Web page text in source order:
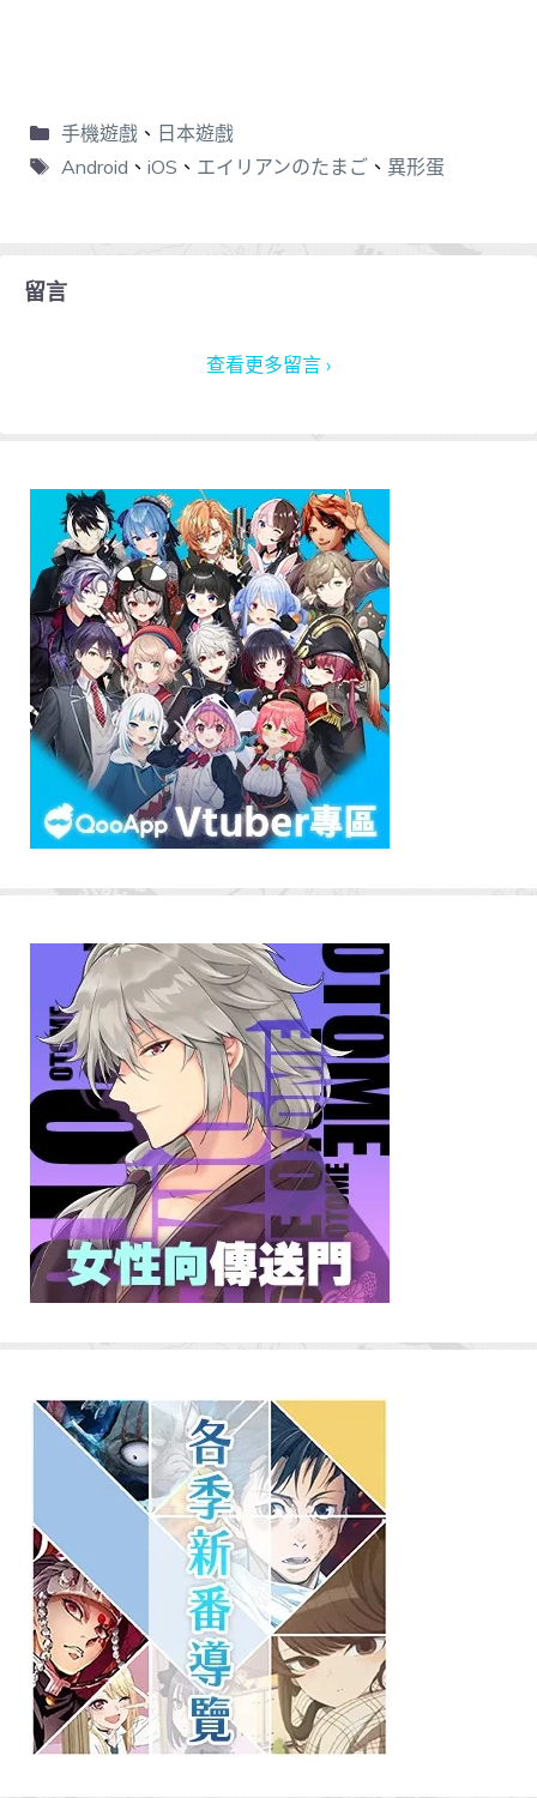
手機遊戲、 日本遊戲
Android 、 iOS 、 エイリアンのたまご、 異形蛋
留言
查看更多留言 ›